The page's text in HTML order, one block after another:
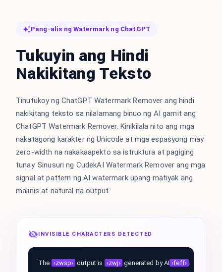
Pang-alis ng Watermark ng ChatGPT
Tukuyin ang Hindi
Nakikitang Teksto
Tinutukoy ng ChatGPT Watermark Remover ang hindi
nakikitang teksto sa nilalamang binuo ng AI gamit ang
ChatGPT Watermark Remover. Kinikilala nito ang mga
nakatagong karakter ng Unicode at mga espasyong may
zero-width na nakakaapekto sa istruktura at pagiging
tunay. Sinusuri ng CudekAI Watermark Remover ang mga
signal at pattern ng AI watermark upang matiyak ang
malinis at natural na output.
INVISIBLE CHARACTERS DETECTED
The ‹zwsp› output is ‹zwj› generated by AI ‹feff› .